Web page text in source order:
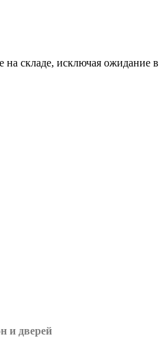
складе, исключая ожидание в
и дверей